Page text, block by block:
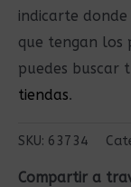
indicarte
que tengan los
puedes buscar
tiendas.
SKU: 63734
Compartir a